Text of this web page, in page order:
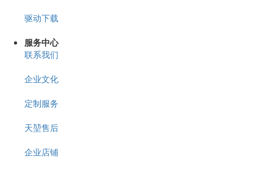
驱动下载
服务中心
联系我们
企业文化
定制服务
天堃售后
企业店铺